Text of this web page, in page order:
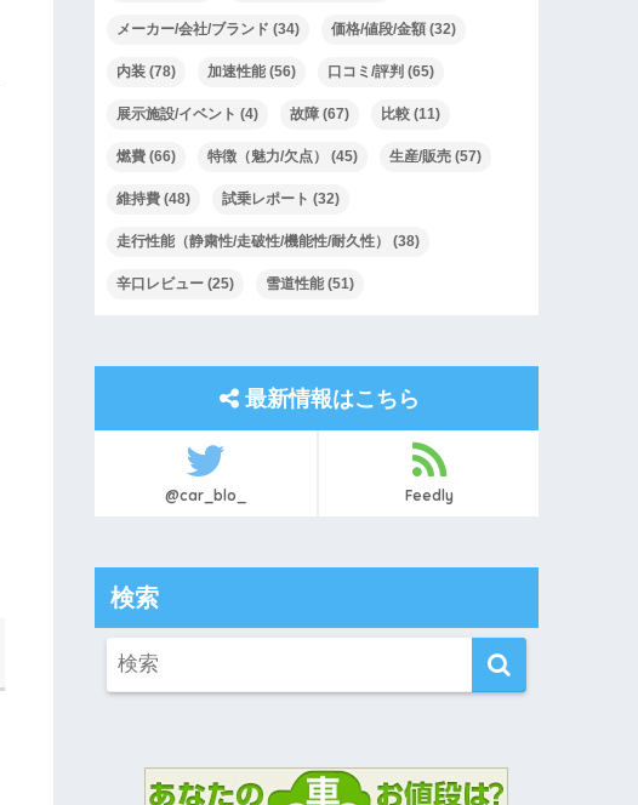
メーカー/会社/ブランド (34) 価格/値段/金額 (32)
内装 (78) 加速性能 (56) 口コミ/評判 (65)
展示施設/イベント (4) 故障 (67) 比較 (11)
燃費 (66) 特徴（魅力/欠点） (45) 生産/販売 (57)
維持費 (48) 試乗レポート (32)
走行性能（静粛性/走破性/機能性/耐久性） (38)
辛口レビュー (25) 雪道性能 (51)
最新情報はこちら
@car_blo_ Feedly
検索